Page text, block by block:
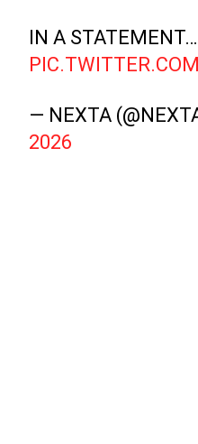
IN A STATEMENT…
— NEXTA
2026